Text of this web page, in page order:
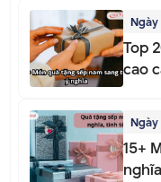
Top
cao
15+